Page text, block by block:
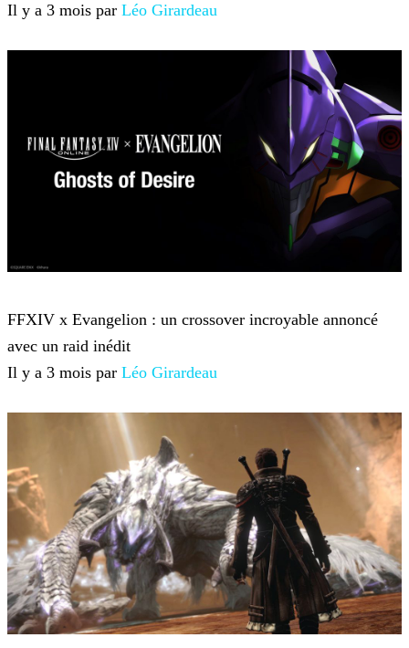
Il y a 3 mois par Léo Girardeau
FFXIV x Evangelion : un crossover incroyable annoncé
avec un raid inédit
Il y a 3 mois par Léo Girardeau